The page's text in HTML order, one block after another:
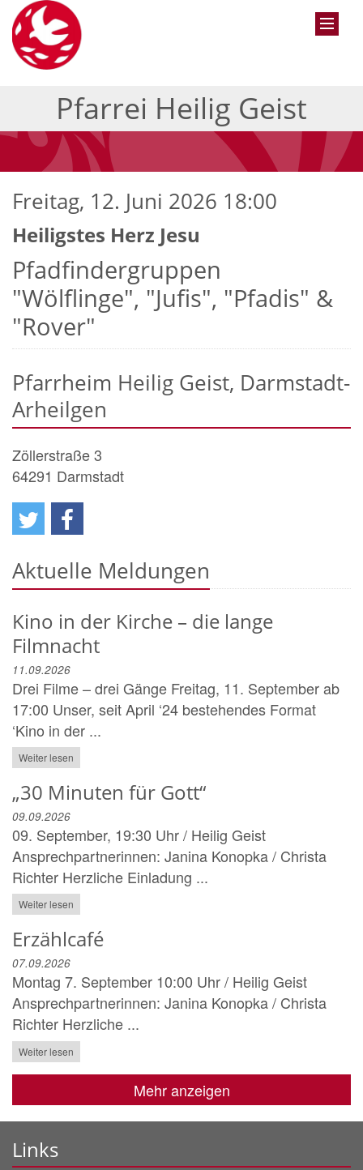
Pfarrei Heilig Geist
Pfadfindergruppen
"Wölflinge", "Jufis", "Pfadis" &
"Rover"
Freitag, 12. Juni 2026 18:00
Heiligstes Herz Jesu
Pfarrheim Heilig Geist, Darmstadt-
Arheilgen
Zöllerstraße 3
64291 Darmstadt
Aktuelle Meldungen
Kino in der Kirche – die lange
Filmnacht
11.09.2026
Drei Filme – drei Gänge Freitag, 11. September ab
17:00 Unser, seit April ‘24 bestehendes Format
‘Kino in der ...
Weiter lesen
„30 Minuten für Gott“
09.09.2026
09. September, 19:30 Uhr / Heilig Geist
Ansprechpartnerinnen: Janina Konopka / Christa
Richter Herzliche Einladung ...
Weiter lesen
Erzählcafé
07.09.2026
Montag 7. September 10:00 Uhr / Heilig Geist
Ansprechpartnerinnen: Janina Konopka / Christa
Richter Herzliche ...
Weiter lesen
Mehr anzeigen
Links